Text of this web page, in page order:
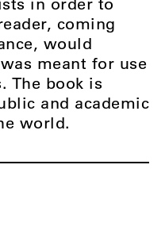
coming
would
meant for use
The book is
and academic
world.